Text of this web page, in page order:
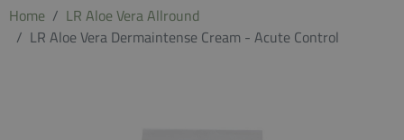
Home
LR Aloe Vera Allround
LR Aloe Vera Dermaintense Cream - Acute Control